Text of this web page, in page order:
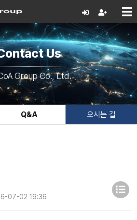
Us
Group Co., Ltd.
Q&A 오시는 길
07-02 19:36